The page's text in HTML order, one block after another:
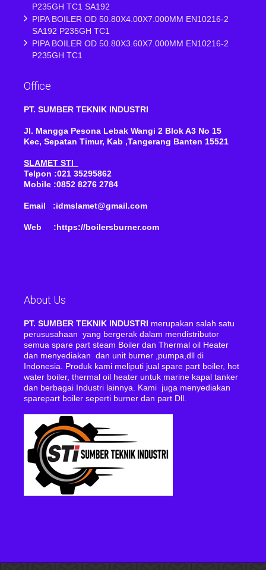
P235GH TC1 SA192
PIPA BOILER OD 50.80X4.00X7.000MM EN10216-2
SA192 P235GH TC1
PIPA BOILER OD 50.80X3.60X7.000MM EN10216-2
P235GH TC1
Office
PT. SUMBER TEKNIK INDUSTRI
Jl. Mangga Pesona Lebak Wangi 2 Blok A3 No 15
Kec, Sepatan Timur, Kab ,Tangerang Banten 15521
SLAMET STI
Telpon :021 35295862
Mobile :0852 8276 2784
Email :idmslamet@gmail.com
Web :https://boilersburner.com
About Us
PT. SUMBER TEKNIK INDUSTRI merupakan salah satu
perususahaan yang bergerak dalam mendistributor
semua spare part steam Boiler dan Thermal oil Heater
dan menyediakan dan unit burner ,pumpa,dll di
Indonesia. Produk kami meliputi jual spare part boiler, hot
water boiler, thermal oil heater untuk marine kapal tanker
dan berbagai Industri lainnya. Kami juga menyediakan
sparepart boiler seperti burner dan part Dll.